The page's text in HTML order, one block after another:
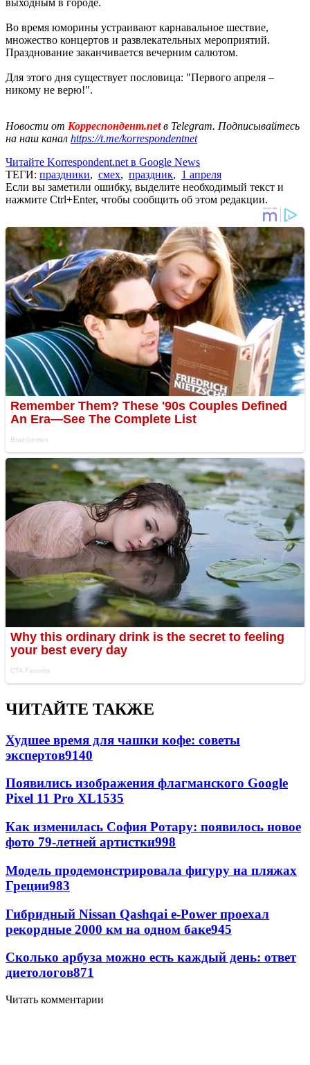
выходным в городе.
Во время юморины устраивают карнавальное шествие,
множество концертов и развлекательных мероприятий.
Празднование заканчивается вечерним салютом.
Для этого дня существует пословица: "Первого апреля –
никому не верю!".
Новости от Корреспондент.netв Telegram. Подписывайтесь
на наш канал https://t.me/korrespondentnet
Читайте Korrespondent.net в Google News
ТЕГИ: праздники, смех, праздник, 1 апреля
Если вы заметили ошибку, выделите необходимый текст и
нажмите Ctrl+Enter, чтобы сообщить об этом редакции.
ЧИТАЙТЕ ТАКЖЕ
Худшее время для чашки кофе: советы
экспертов9140
Появились изображения флагманского Google
Pixel 11 Pro XL1535
Как изменилась София Ротару: появилось новое
фото 79-летней артистки998
Модель продемонстрировала фигуру на пляжах
Греции983
Гибридный Nissan Qashqai e-Power проехал
рекордные 2000 км на одном баке945
Сколько арбуза можно есть каждый день: ответ
диетологов871
Читать комментарии